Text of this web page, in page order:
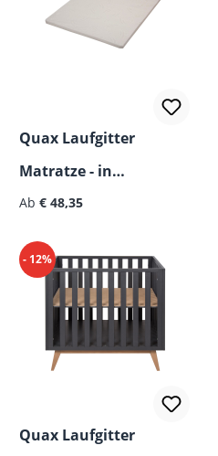
Quax Laufgitter
Matratze - in
verschiedenen Größen
Regulärer Preis:
Ab € 48,35
- 12%
Quax Laufgitter